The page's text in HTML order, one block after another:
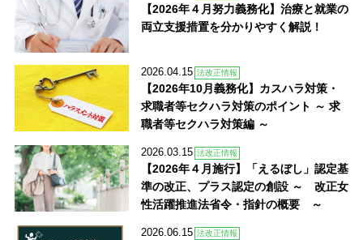
【2026年４月努力義務化】治療と就業の
両立支援措置を分かりやすく解説！
2026.04.15 法改正情報
【2026年10月義務化】カスハラ対策・
求職者等セクハラ対策のポイント ～ 求
職者等セクハラ対策編 ～
2026.03.15 法改正情報
【2026年４月施行】「えるぼし」認定基
準の改正、プラス認定の創設 ～ 改正女
性活躍推進法省令・指針の概要 ～
2026.06.15 法改正情報